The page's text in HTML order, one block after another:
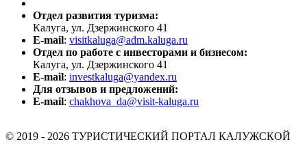
Отдел развития туризма:
Калуга, ул. Дзержинского 41
E-mail: visitkaluga@adm.kaluga.ru
Отдел по работе с инвесторами и бизнесом:
Калуга, ул. Дзержинского 41
E-mail: investkaluga@yandex.ru
Для отзывов и предложений:
E-mail: chakhova_da@visit-kaluga.ru
© 2019 - 2026 ТУРИСТИЧЕСКИЙ ПОРТАЛ КАЛУЖСКОЙ